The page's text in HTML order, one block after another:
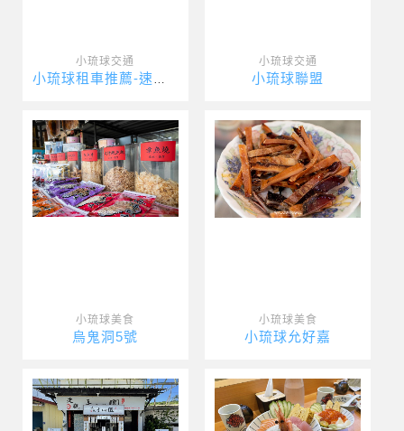
小琉球交通 小琉球交通
小琉球聯盟
小琉球美食
烏鬼洞5號
小琉球美食
小琉球允好嘉